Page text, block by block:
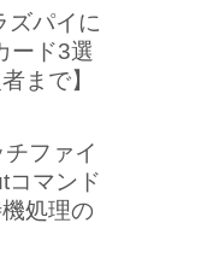
ズパイに
ード3選
まで】
チファイ
コマンド
処理の